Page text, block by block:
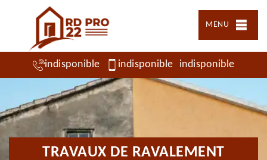
MENU
indisponible indisponible indisponible
TRAVAUX DE RAVALEMENT